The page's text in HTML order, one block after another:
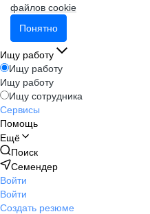
файлов cookie
Понятно
Ищу работу
Ищу работу
Ищу работу
Ищу сотрудника
Сервисы
Помощь
Ещё
Поиск
Семендер
Войти
Войти
Создать резюме